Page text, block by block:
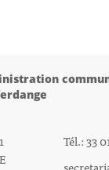
Tél.: 33